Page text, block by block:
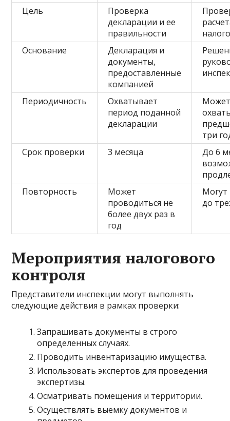
Цель
Проверка
декларации и ее
правильности
Основание
Декларация и
документы,
предоставленные
компанией
Периодичность
Охватывает
период поданной
декларации
три
Срок проверки
3 месяца
До 6
Повторность
Может
проводиться не
более двух раз в
год
до
Мероприятия налогового
контроля
Представители инспекции могут выполнять
следующие действия в рамках проверки:
Запрашивать документы в строго
определенных случаях.
Проводить инвентаризацию имущества.
Использовать экспертов для проведения
экспертизы.
Осматривать помещения и территории.
Осуществлять выемку документов и